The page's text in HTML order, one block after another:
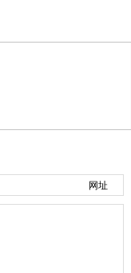
网址